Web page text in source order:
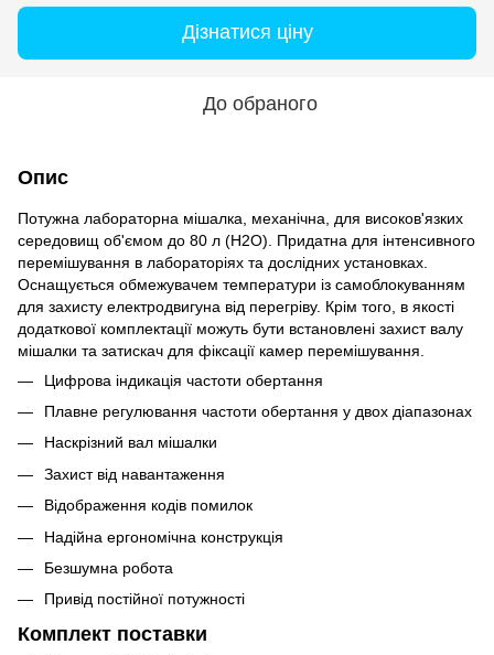
Дізнатися ціну
До обраного
Опис
Потужна лабораторна мішалка, механічна, для високов'язких
середовищ об'ємом до 80 л (H2O). Придатна для інтенсивного
перемішування в лабораторіях та дослідних установках.
Оснащується обмежувачем температури із самоблокуванням
для захисту електродвигуна від перегріву. Крім того, в якості
додаткової комплектації можуть бути встановлені захист валу
мішалки та затискач для фіксації камер перемішування.
Цифрова індикація частоти обертання
Плавне регулювання частоти обертання у двох діапазонах
Наскрізний вал мішалки
Захист від навантаження
Відображення кодів помилок
Надійна ергономічна конструкція
Безшумна робота
Привід постійної потужності
Комплект поставки